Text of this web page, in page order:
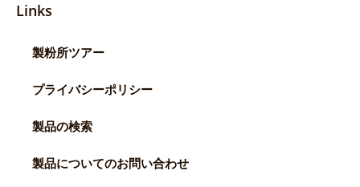
Links
製粉所ツアー
プライバシーポリシー
製品の検索
製品についてのお問い合わせ